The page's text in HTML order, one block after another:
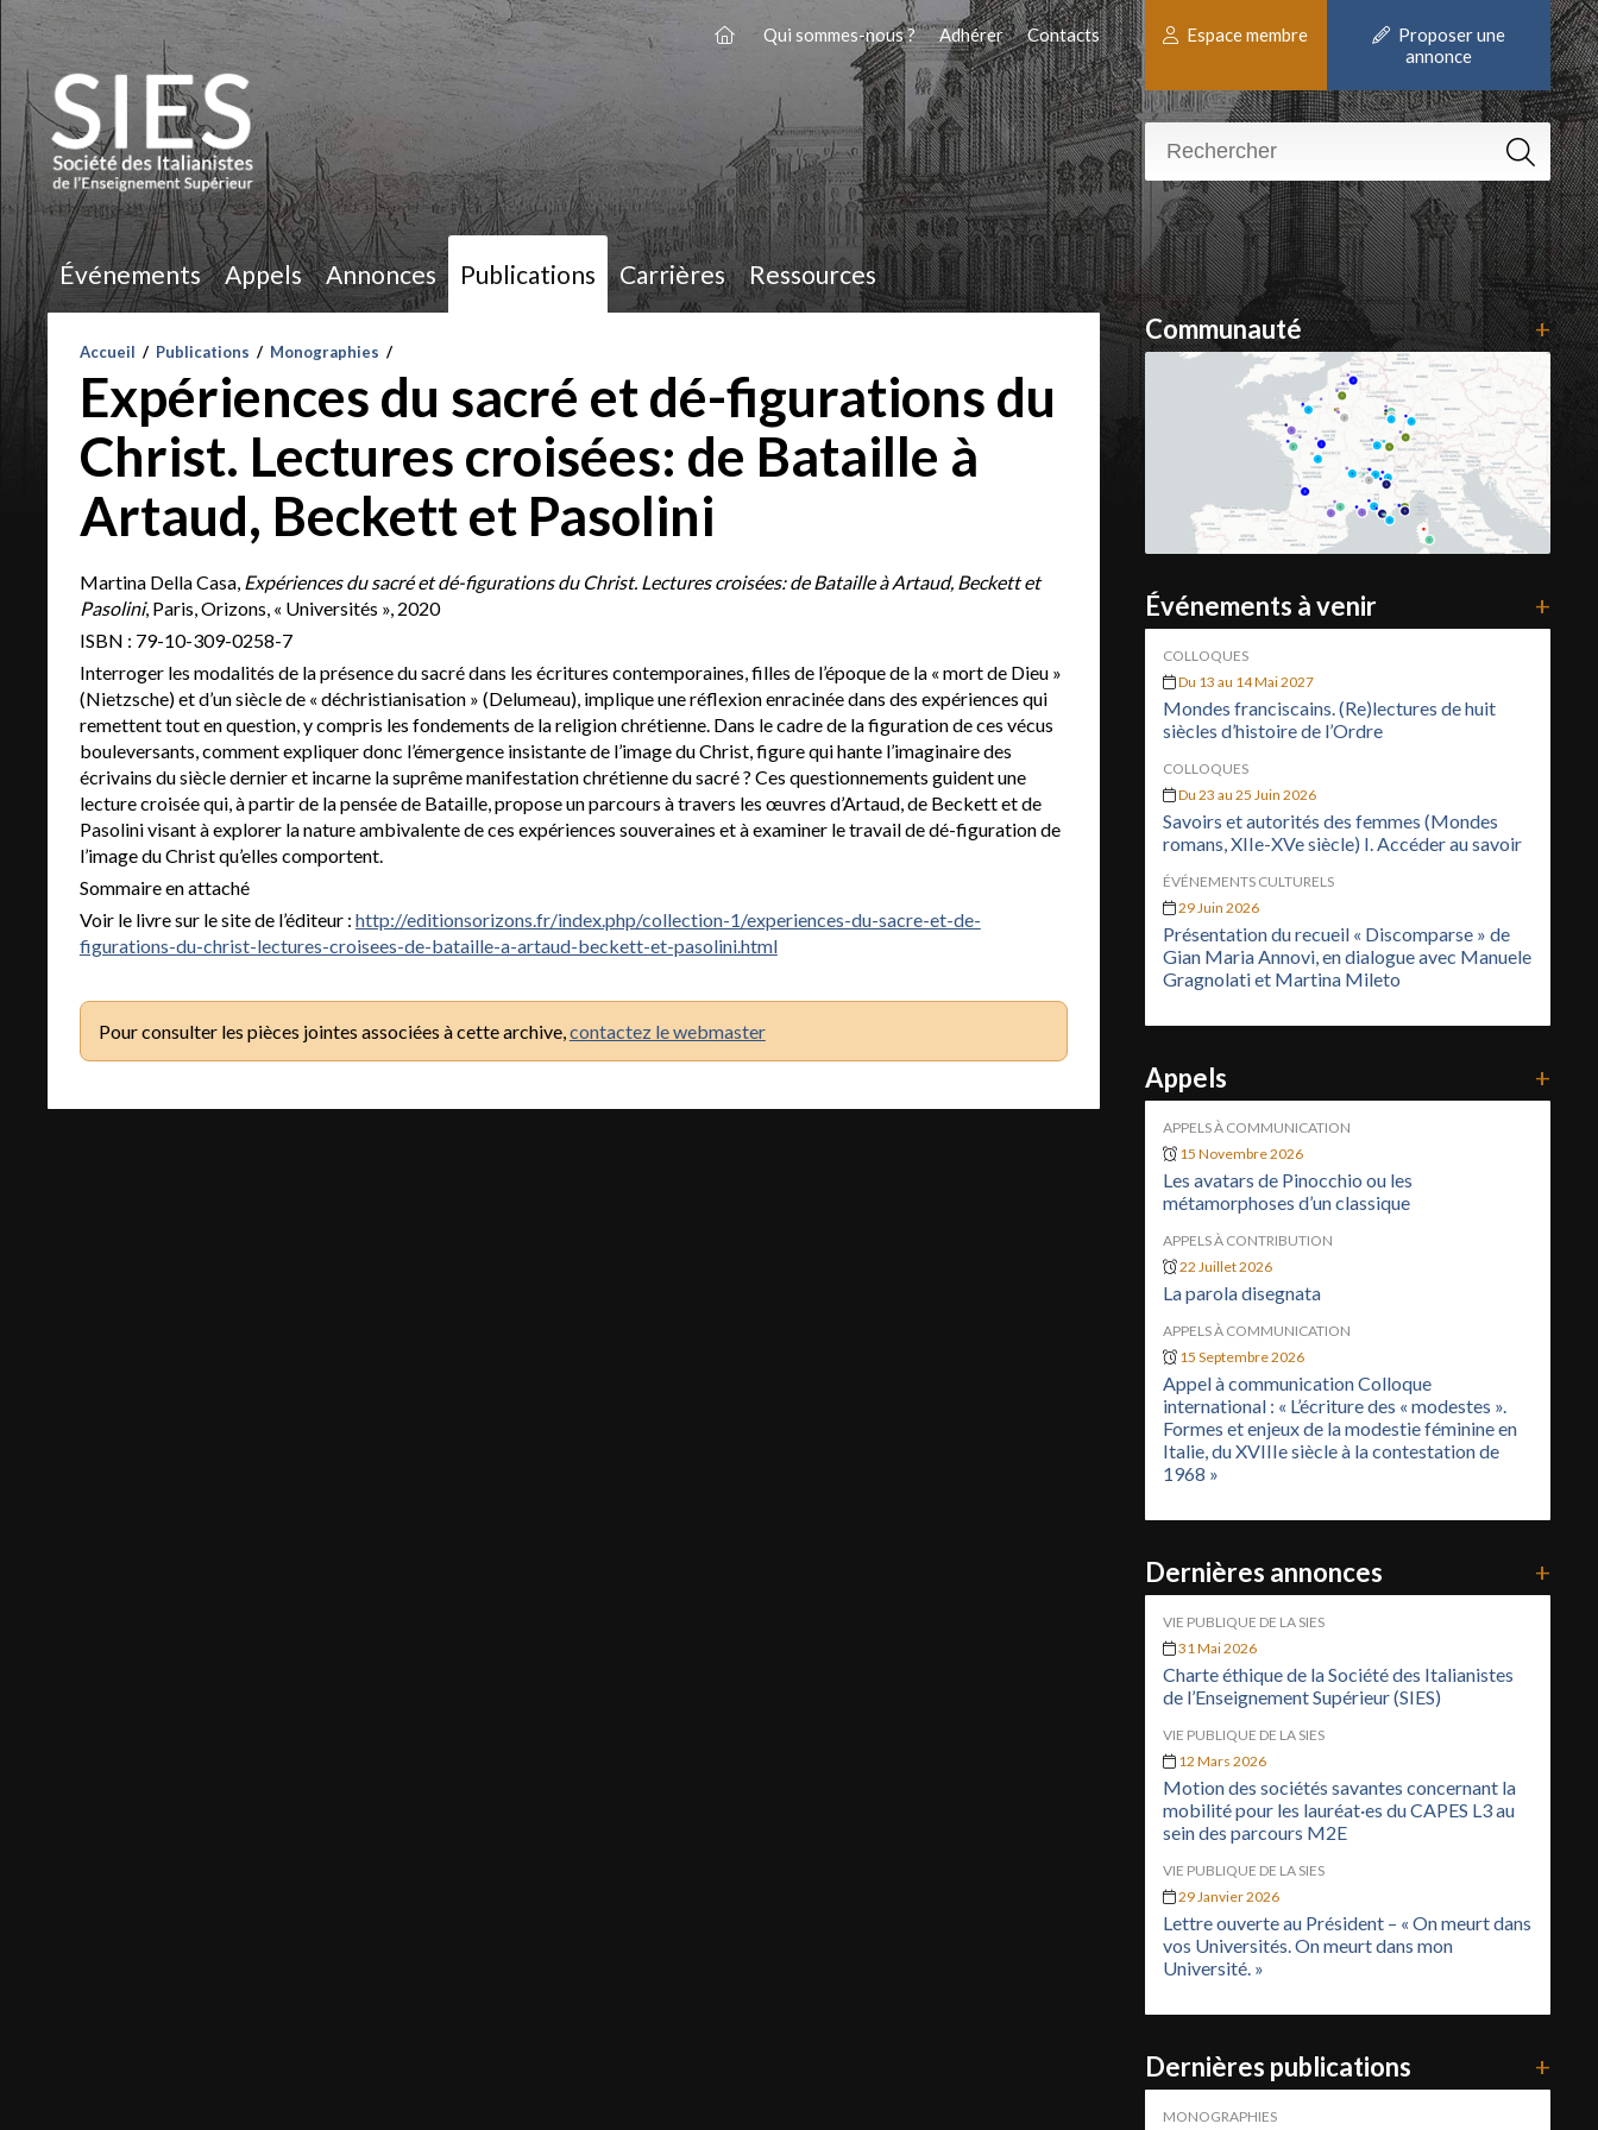
Qui sommes-nous ? Adhérer Contacts
Événements Appels Annonces Publications Carrières Ressources
Espace membre
Proposer une
annonce
Accueil / Publications / Monographies /
Expériences du sacré et dé-figurations du
Christ. Lectures croisées: de Bataille à
Artaud, Beckett et Pasolini
Martina Della Casa, Expériences du sacré et dé-figurations du Christ. Lectures croisées: de Bataille à Artaud, Beckett et
Pasolini, Paris, Orizons, « Universités », 2020
ISBN : 79-10-309-0258-7
Interroger les modalités de la présence du sacré dans les écritures contemporaines, filles de l’époque de la « mort de Dieu »
(Nietzsche) et d’un siècle de « déchristianisation » (Delumeau), implique une réflexion enracinée dans des expériences qui
remettent tout en question, y compris les fondements de la religion chrétienne. Dans le cadre de la figuration de ces vécus
bouleversants, comment expliquer donc l’émergence insistante de l’image du Christ, figure qui hante l’imaginaire des
écrivains du siècle dernier et incarne la suprême manifestation chrétienne du sacré ? Ces questionnements guident une
lecture croisée qui, à partir de la pensée de Bataille, propose un parcours à travers les œuvres d’Artaud, de Beckett et de
Pasolini visant à explorer la nature ambivalente de ces expériences souveraines et à examiner le travail de dé-figuration de
l’image du Christ qu’elles comportent.
Sommaire en attaché
Voir le livre sur le site de l’éditeur : http://editionsorizons.fr/index.php/collection-1/experiences-du-sacre-et-de-
figurations-du-christ-lectures-croisees-de-bataille-a-artaud-beckett-et-pasolini.html
Pour consulter les pièces jointes associées à cette archive, contactez le webmaster
Communauté +
Événements à venir +
COLLOQUES
Du 13 au 14 Mai 2027
Mondes franciscains. (Re)lectures de huit
siècles d’histoire de l’Ordre
COLLOQUES
Du 23 au 25 Juin 2026
Savoirs et autorités des femmes (Mondes
romans, XIIe-XVe siècle) I. Accéder au savoir
ÉVÉNEMENTS CULTURELS
29 Juin 2026
Présentation du recueil « Discomparse » de
Gian Maria Annovi, en dialogue avec Manuele
Gragnolati et Martina Mileto
Appels +
APPELS À COMMUNICATION
15 Novembre 2026
Les avatars de Pinocchio ou les
métamorphoses d’un classique
APPELS À CONTRIBUTION
22 Juillet 2026
La parola disegnata
APPELS À COMMUNICATION
15 Septembre 2026
Appel à communication Colloque
international : « L’écriture des « modestes ».
Formes et enjeux de la modestie féminine en
Italie, du XVIIIe siècle à la contestation de
1968 »
Dernières annonces +
VIE PUBLIQUE DE LA SIES
31 Mai 2026
Charte éthique de la Société des Italianistes
de l’Enseignement Supérieur (SIES)
VIE PUBLIQUE DE LA SIES
12 Mars 2026
Motion des sociétés savantes concernant la
mobilité pour les lauréat·es du CAPES L3 au
sein des parcours M2E
VIE PUBLIQUE DE LA SIES
29 Janvier 2026
Lettre ouverte au Président – « On meurt dans
vos Universités. On meurt dans mon
Université. »
Dernières publications +
MONOGRAPHIES